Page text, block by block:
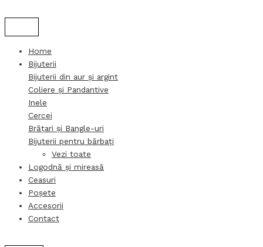
to
Home
Bijuterii
Bijuterii din aur și argint
Coliere și Pandantive
Inele
Cercei
Brățari și Bangle-uri
Bijuterii pentru bărbați
Vezi toate
Logodnă și mireasă
Ceasuri
Poșete
Accesorii
Contact
search
search